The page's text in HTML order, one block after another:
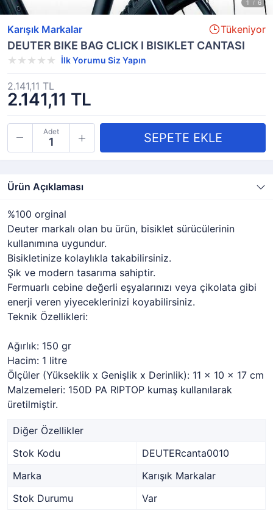
Karışık Markalar Tükeniyor
DEUTER BIKE BAG CLICK I BISIKLET CANTASI
İlk Yorumu Siz Yapın
2.141,11 TL
2.141,11 TL
Adet
Ürün Açıklaması
%100 orginal
Deuter markalı olan bu ürün, bisiklet sürücülerinin
kullanımına uygundur.
Bisikletinize kolaylıkla takabilirsiniz.
Şık ve modern tasarıma sahiptir.
Fermuarlı cebine değerli eşyalarınızı veya çikolata gibi
enerji veren yiyeceklerinizi koyabilirsiniz.
Teknik Özellikleri:
Ağırlık: 150 gr
Hacim: 1 litre
Ölçüler (Yükseklik x Genişlik x Derinlik): 11 x 10 x 17 cm
Malzemeleri: 150D PA RIPTOP kumaş kullanılarak
üretilmiştir.
Diğer Özellikler
Stok Kodu
DEUTERcanta0010
Marka
Karışık Markalar
Stok Durumu
Var